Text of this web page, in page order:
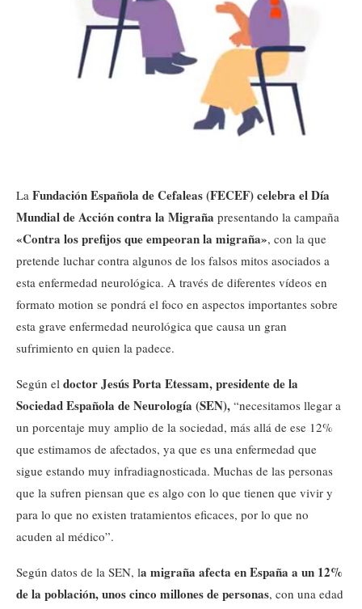
La Fundación Española de Cefaleas (FECEF) celebra el Día
Mundial de Acción contra la Migraña presentando la campaña
«Contra los prefijos que empeoran la migraña», con la que
pretende luchar contra algunos de los falsos mitos asociados a
esta enfermedad neurológica. A través de diferentes vídeos en
formato motion se pondrá el foco en aspectos importantes sobre
esta grave enfermedad neurológica que causa un gran
sufrimiento en quien la padece.
Según el doctor Jesús Porta Etessam, presidente de la
Sociedad Española de Neurología (SEN), “necesitamos llegar a
un porcentaje muy amplio de la sociedad, más allá de ese 12%
que estimamos de afectados, ya que es una enfermedad que
sigue estando muy infradiagnosticada. Muchas de las personas
que la sufren piensan que es algo con lo que tienen que vivir y
para lo que no existen tratamientos eficaces, por lo que no
acuden al médico”.
Según datos de la SEN, la migraña afecta en España a un 12%
de la población, unos cinco millones de personas, con una edad